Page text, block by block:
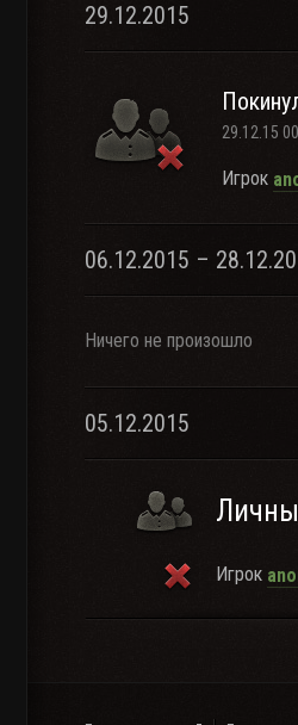
29.12.2015
29.12.15
Игрок
06.12.2015 –
Ничего не произошло
05.12.2015
Игрок